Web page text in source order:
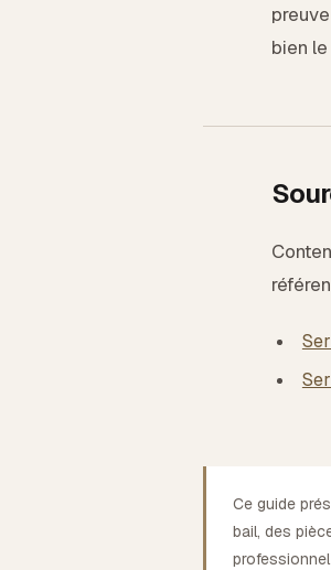
bien
Ce guide
bail, des